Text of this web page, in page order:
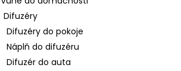
Difuzéry
Difuzéry do pokoje
Náplň do difuzéru
Difuzér do auta